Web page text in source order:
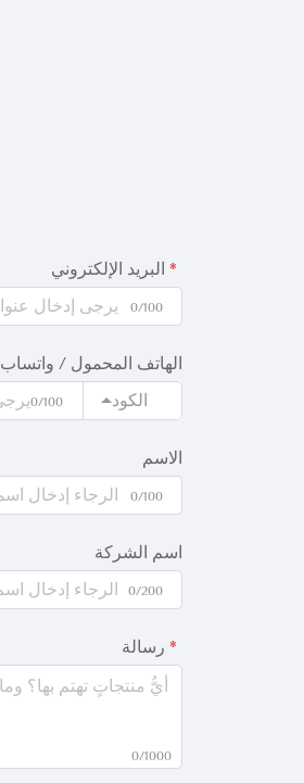
البريد الإلكتروني
0/100
الهاتف المحمول / واتساب
الكود
0/100
الاسم
0/100
اسم الشركة
0/200
رسالة
0/1000